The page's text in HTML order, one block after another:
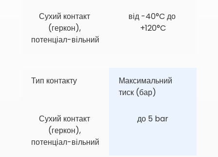
Сухий контакт
(геркон),
потенціал-вільний
від -40°C до
+120°C
Тип контакту
Максимальний
тиск (бар)
Сухий контакт
(геркон),
потенціал-вільний
до 5 bar